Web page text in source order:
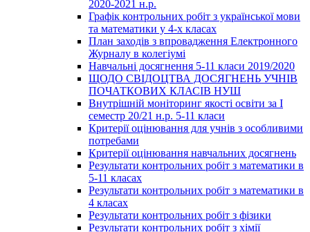
2020-2021 н.р.
Графік контрольних робіт з української мови
та математики у 4-х класах
План заходів з впровадження Електронного
Журналу в колегіумі
Навчальні досягнення 5-11 класи 2019/2020
ЩОДО СВІДОЦТВА ДОСЯГНЕНЬ УЧНІВ
ПОЧАТКОВИХ КЛАСІВ НУШ
Внутрішній моніторинг якості освіти за І
семестр 20/21 н.р. 5-11 класи
Критерії оцінювання для учнів з особливими
потребами
Критерії оцінювання навчальних досягнень
Результати контрольних робіт з математики в
5-11 класах
Результати контрольних робіт з математики в
4 класах
Результати контрольних робіт з фізики
Результати контрольних робіт з хімії